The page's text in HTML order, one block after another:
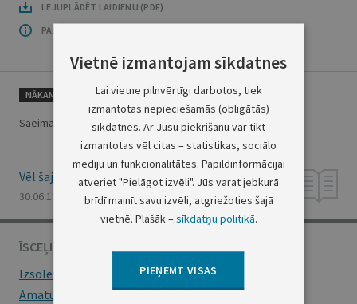
LEJUPLĀDĒT LAIDIENU (PDF)
PAR OFICIĀLO IZDEVUMU
NĀKAMAIS
Saeimas 1999. gada 16.-17. jūnija sēdē
Vēl šajā numurā
30.06.1999., Nr. 213/215
ĪSCEĻI
Izsoles
Amatu konkursi
Vietnē izmantojam sīkdatnes
Lai vietne pilnvērtīgi darbotos, tiek
izmantotas nepieciešamās (obligātās)
sīkdatnes. Ar Jūsu piekrišanu var tikt
izmantotas vēl citas – statistikas, sociālo
mediju un funkcionalitātes. Papildinformācijai
atveriet "Pielāgot izvēli". Jūs varat jebkurā
brīdī mainīt savu izvēli, atgriežoties šajā
vietnē. Plašāk –sīkdatņu politikā.
PIEŅEMT VISAS